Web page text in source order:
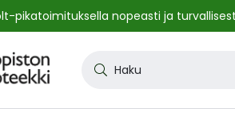
pikatoimituksella nopeasti ja